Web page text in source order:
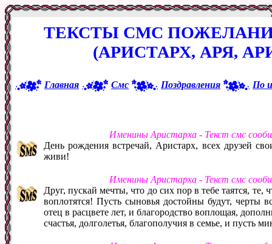
ТЕКСТЫ СМС
(АРИСТАРХ, АРЯ,
Главная Смс Поздравления По
Именины Аристарха - Текст смс
День рождения встречай, Аристарх, всех друзей
живи!
Именины Аристарха - Текст смс
Друг, пускай мечты, что до сих пор в тебе таятся,
воплотятся! Пусть сыновья достойны будут, черты
отец в расцвете лет, и благородство воплощая,
счастья, долголетья, благополучия в семье, и пусть